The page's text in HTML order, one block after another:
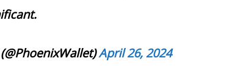
April 26, 2024